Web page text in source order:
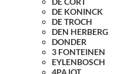
DE KONINCK
DE TROCH
DEN HERBERG
DONDER
3 FONTEINEN
EYLENBOSCH
4PAJOT